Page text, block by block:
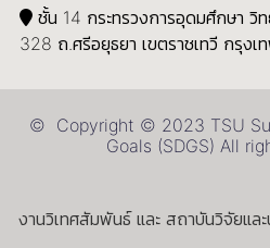
ชั้น 14 กระทรวงการอุดมศึกษา วิ
328 ถ.ศรีอยุธยา เขตราชเทวี กรุง
© Copyright © 2023 TSU
Goals (SDGS) All
งานวิเทศสัมพันธ์ และ สถาบันวิจัยแ